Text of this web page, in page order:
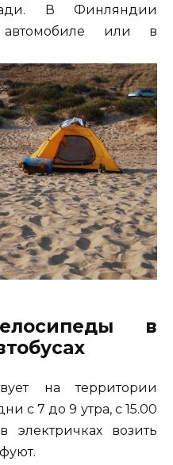
В Финляндии
или в
в
на территории
с 7 до 9 утра, с 15.00
электричках возить